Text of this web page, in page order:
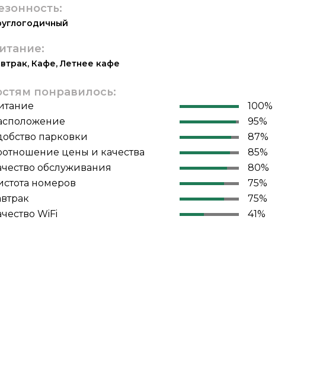
, Кафе,Летнее кафе
понравилось:
100%
95%
парковки
87%
цены и качества
85%
обслуживания
80%
номеров
75%
75%
WiFi
41%